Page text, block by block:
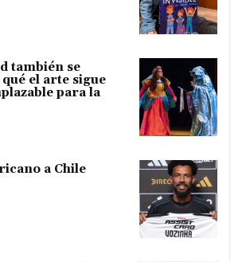
también se
el arte sigue
para la
a Chile